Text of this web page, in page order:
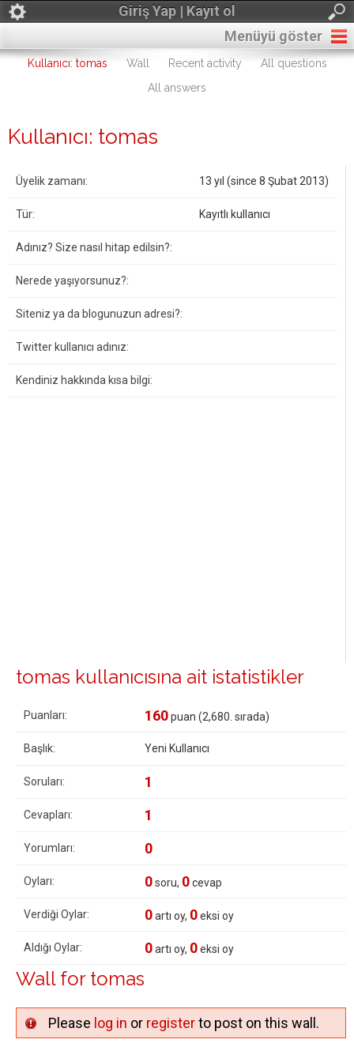
Giriş Yap | Kayıt ol
Menüyü göster
Kullanıcı: tomas Wall Recent activity
All questions
All answers
Kullanıcı: tomas
Üyelik zamanı: 13 yıl (since 8 Şubat 2013)
Tür: Kayıtlı kullanıcı
Adınız? Size nasıl hitap edilsin?:
Nerede yaşıyorsunuz?:
Siteniz ya da blogunuzun adresi?:
Twitter kullanıcı adınız:
Kendiniz hakkında kısa bilgi:
tomas kullanıcısına ait istatistikler
Puanları: 160puan (2,680 . sırada)
Başlık: Yeni Kullanıcı
Soruları: 1
Cevapları: 1
Yorumları: 0
Oyları: 0soru, 0cevap
Verdiği Oylar: 0artı oy, 0eksi oy
Aldığı Oylar: 0artı oy, 0eksi oy
Wall for tomas
Please log in or registerto post on this wall.